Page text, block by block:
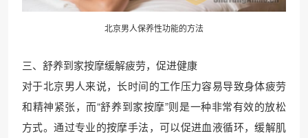
北京男人保养性功能的方法
三、舒养到家按摩缓解疲劳，促进健康
对于北京男人来说，长时间的工作压力容易导致身体疲劳
和精神紧张，而“舒养到家按摩”则是一种非常有效的放松
方式。通过专业的按摩手法，可以促进血液循环，缓解肌